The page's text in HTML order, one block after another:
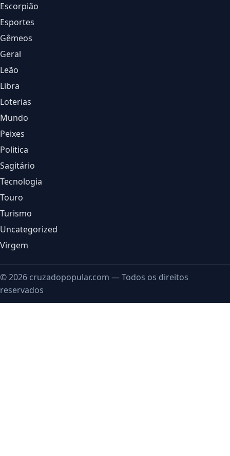
Escorpião
Esportes
Gêmeos
Geral
Leão
Libra
Loterias
Mundo
Peixes
Politica
Sagitário
Tecnologia
Touro
Turismo
Uncategorized
Virgem
© 2026 cruzadopopular.com — Todos os direitos
reservados